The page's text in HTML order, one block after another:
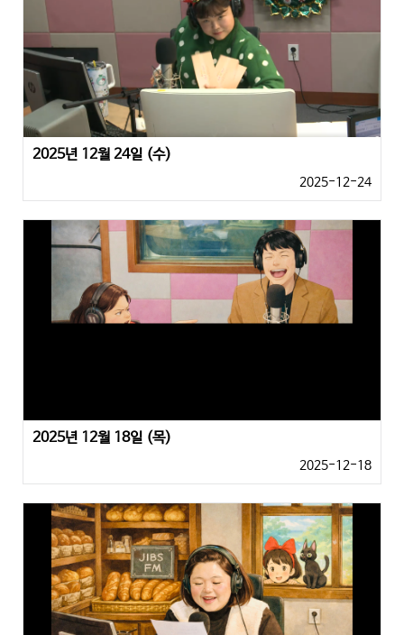
2025년 12월 24일 (수)
2025-12-24
2025년 12월 18일 (목)
2025-12-18